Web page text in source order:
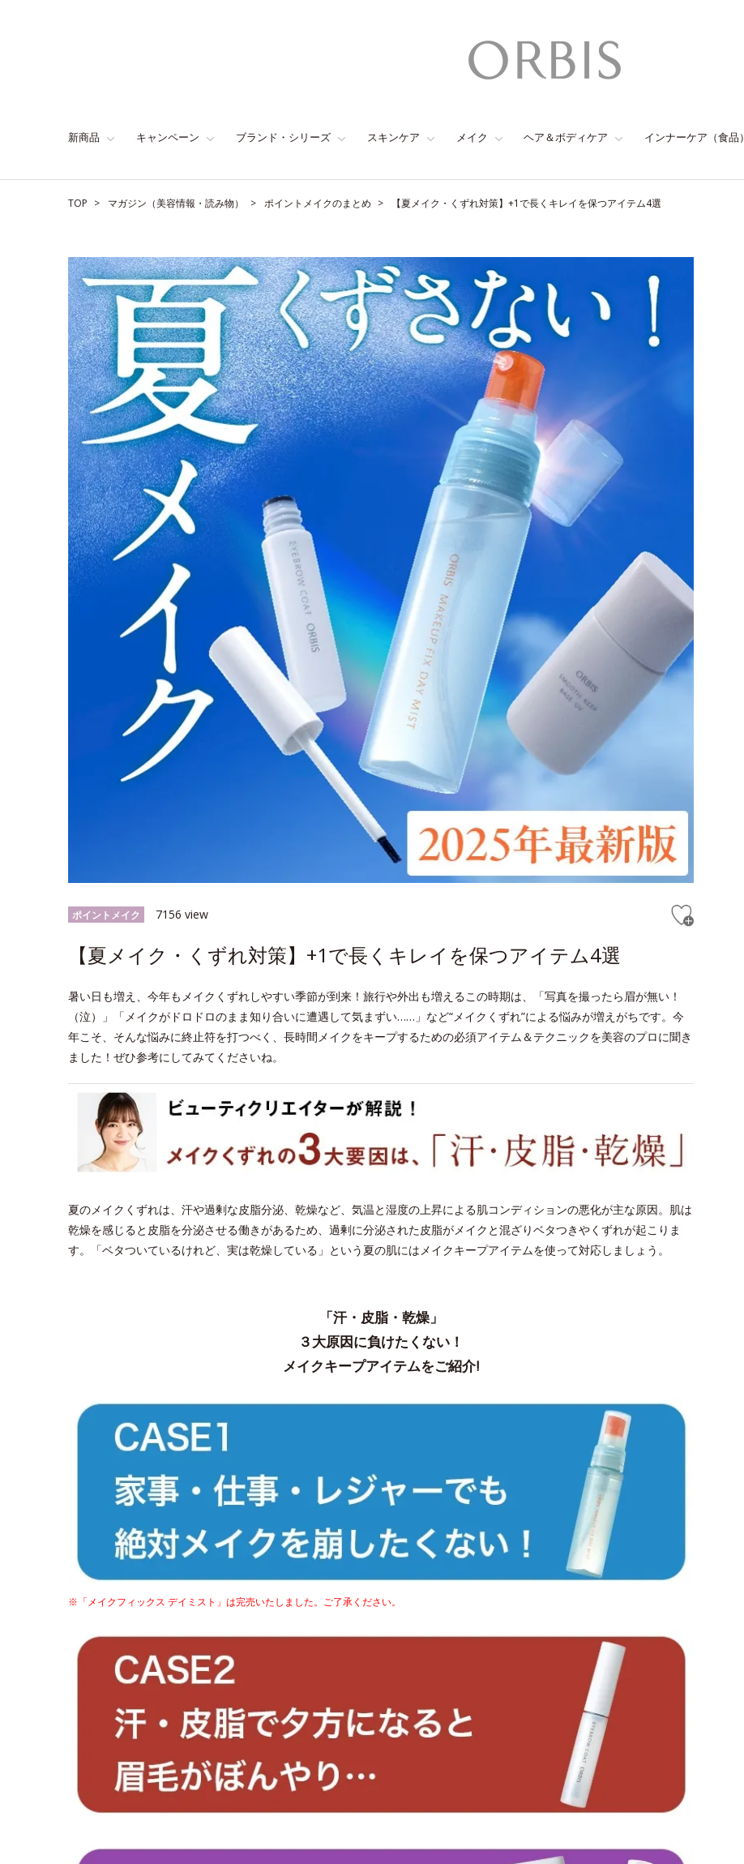
新商品 キャンペーン ブランド・シリーズ スキンケア メイク ヘア＆ボディケア インナーケア（食品）
TOP マガジン（美容情報・読み物） ポイントメイクのまとめ 【夏メイク・くずれ対策】+1で長くキレイを保つアイテム4選
ポイントメイク 7156 view
【夏メイク・くずれ対策】+1で長くキレイを保つアイテム4選
暑い日も増え、今年もメイクくずれしやすい季節が到来！旅行や外出も増えるこの時期は、「写真を撮ったら眉が無い！
（泣）」「メイクがドロドロのまま知り合いに遭遇して気まずい……」など“メイクくずれ”による悩みが増えがちです。今
年こそ、そんな悩みに終止符を打つべく、長時間メイクをキープするための必須アイテム＆テクニックを美容のプロに聞き
ました！ぜひ参考にしてみてくださいね。
夏のメイクくずれは、汗や過剰な皮脂分泌、乾燥など、気温と湿度の上昇による肌コンディションの悪化が主な原因。肌は
乾燥を感じると皮脂を分泌させる働きがあるため、過剰に分泌された皮脂がメイクと混ざりベタつきやくずれが起こりま
す。「ベタついているけれど、実は乾燥している」という夏の肌にはメイクキープアイテムを使って対応しましょう。
「汗・皮脂・乾燥」
３大原因に負けたくない！
メイクキープアイテムをご紹介!
※「メイクフィックス デイミスト」は完売いたしました。ご了承ください。